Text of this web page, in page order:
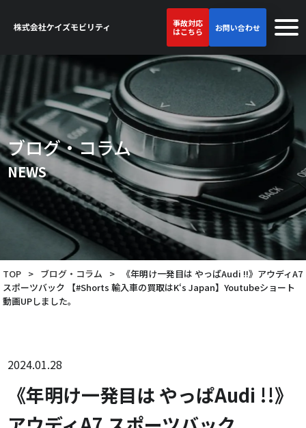
事故対応
はこちら
お問い合わせ
ブログ・コラム
NEWS
TOP > ブログ・コラム >
《年明け一発目は やっぱAudi !!》アウディA7
スポーツバック 【#Shorts 輸入車の買取はK‘s Japan】Youtubeショート
動画UPしました。
2024.01.28
《年明け一発目は やっぱAudi !!》